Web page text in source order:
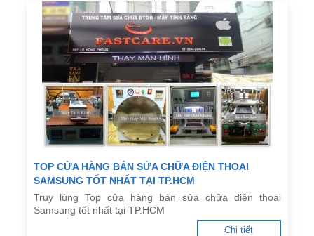
TOP CỬA HÀNG BÁN SỬA CHỮA ĐIỆN THOẠI
SAMSUNG TỐT NHẤT TẠI TP.HCM
Truy lùng Top cửa hàng bán sửa chữa điện thoại
Samsung tốt nhất tại TP.HCM
Chi tiết